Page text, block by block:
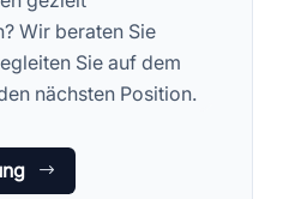
Wir beraten Sie
Sie auf dem
nächsten Position.